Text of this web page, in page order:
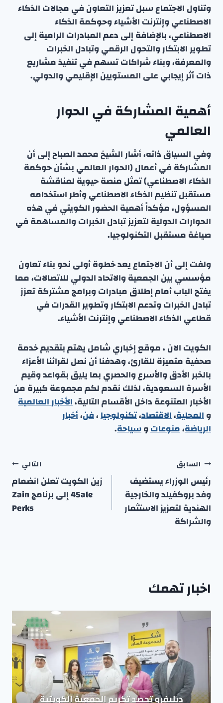
وتناول الاجتماع سبل تعزيز التعاون في مجالات الذكاء
الاصطناعي وإنترنت الأشياء وحوكمة الذكاء
الاصطناعي، بالإضافة إلى دعم المبادرات الرامية إلى
تطوير الابتكار والتحول الرقمي وتبادل الخبرات
والمعرفة، وبناء شراكات تسهم في تنفيذ مشاريع
ذات أثر إيجابي على المستويين الإقليمي والدولي.
أهمية المشاركة في الحوار
العالمي
وفي السياق ذاته، أشار الشيخ محمد الصباح إلى أن
المشاركة في أعمال (الحوار العالمي بشأن حوكمة
الذكاء الاصطناعي) تمثل منصة حيوية لمناقشة
مستقبل تنظيم الذكاء الاصطناعي وأطر استخدامه
المسؤول، مؤكداً أهمية الحضور الكويتي في هذه
الحوارات الدولية لتعزيز تبادل الخبرات والمساهمة في
صياغة مستقبل التكنولوجيا.
ولفت إلى أن الاجتماع يعد خطوة أولى نحو بناء تعاون
مؤسسي بين الجمعية والاتحاد الدولي للاتصالات، مما
يفتح الباب أمام إطلاق مبادرات وبرامج مشتركة تعزز
تبادل الخبرات وتدعم الابتكار وتطوير القدرات في
قطاعي الذكاء الاصطناعي وإنترنت الأشياء.
الكويت الان ، موقع إخباري شامل يهتم بتقديم خدمة
صحفية متميزة للقارئ، وهدفنا أن نصل لقرائنا الأعزاء
بالخبر الأدق والأسرع والحصري بما يليق بقواعد وقيم
الأسرة السعودية، لذلك نقدم لكم مجموعة كبيرة من
الأخبار المتنوعة داخل الأقسام التالية،الأخبار العالمية
والمحلية،الاقتصاد،تكنولوجيا،فن،أخبار
الرياضة،منوعاتوسياحة.
تصفّح
المقالات
السابق
رئيس الوزراء يستضيف
وفد بروكفيلد والخارجية
الهندية لتعزيز الاستثمار
والشراكة
التالي
زين الكويت تعلن انضمام
4Sale إلى برنامج Zain
Perks
اخبار تهمك